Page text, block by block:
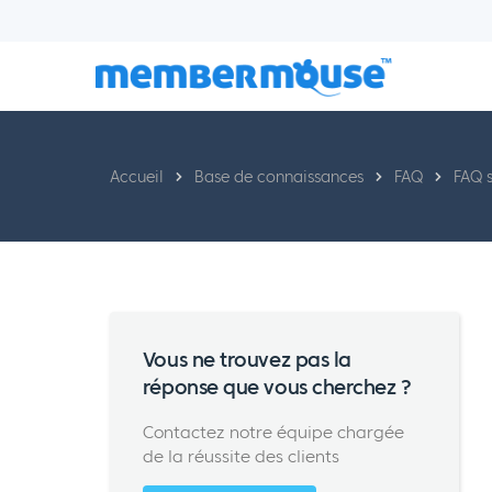
Accueil Base de connaissances FAQ FAQ
Vous ne trouvez pas la
réponse que vous cherchez ?
Contactez notre équipe chargée
de la réussite des clients